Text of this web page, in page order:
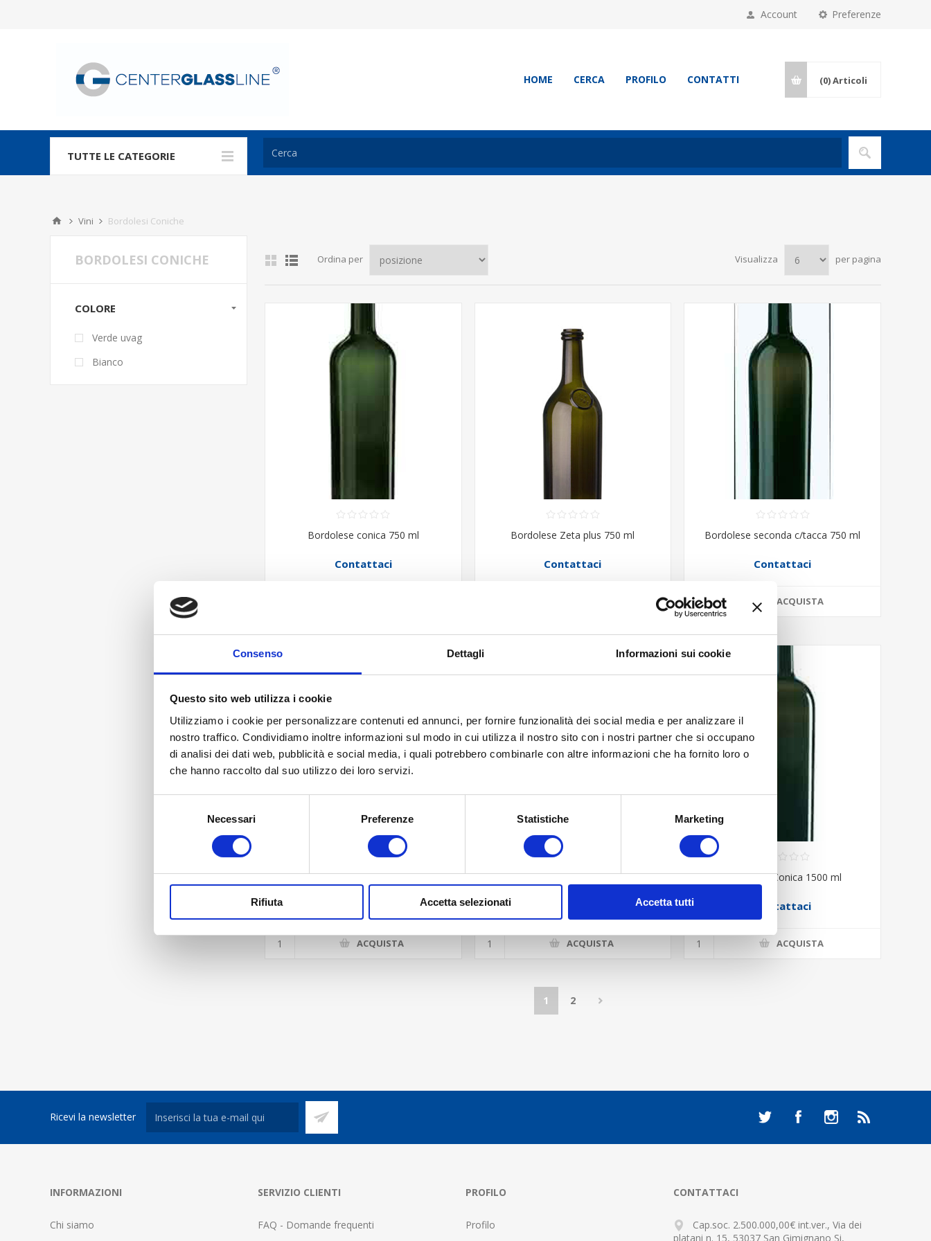
Consenso Dettagli Informazioni sui cookie
Questo sito web utilizza i cookie
Utilizziamo i cookie per personalizzare contenuti ed annunci, per fornire funzionalità dei social media e per analizzare il
nostro traffico. Condividiamo inoltre informazioni sul modo in cui utilizza il nostro sito con i nostri partner che si occupano
di analisi dei dati web, pubblicità e social media, i quali potrebbero combinarle con altre informazioni che ha fornito loro o
che hanno raccolto dal suo utilizzo dei loro servizi.
Necessari Preferenze Statistiche Marketing
Rifiuta Accetta selezionati Accetta tutti
Preferenze
Account
HOME CERCA PROFILO CONTATTI (0)Articoli
TUTTE LE CATEGORIE
Vini Bordolesi Coniche
Ordina per Visualizza per pagina
Bordolese conica 750 ml
Contattaci
Bordolese Zeta plus 750 ml
Contattaci
Bordolese seconda c/tacca 750 ml
Contattaci
ACQUISTA
Bordolese Prima 750 ml
ACQUISTA
Bordolese seconda 750 ml
ACQUISTA
Bordolese Conica 1500 ml
Contattaci
ACQUISTA
1 2
BORDOLESI CONICHE
COLORE
Verde uvag
Bianco
Ricevi la newsletter
INFORMAZIONI
Chi siamo
SERVIZIO CLIENTI
FAQ - Domande frequenti
PROFILO
Profilo
CONTATTACI
Cap.soc. 2.500.000,00€ int.ver., Via dei
platani n. 15, 53037 San Gimignano Si,